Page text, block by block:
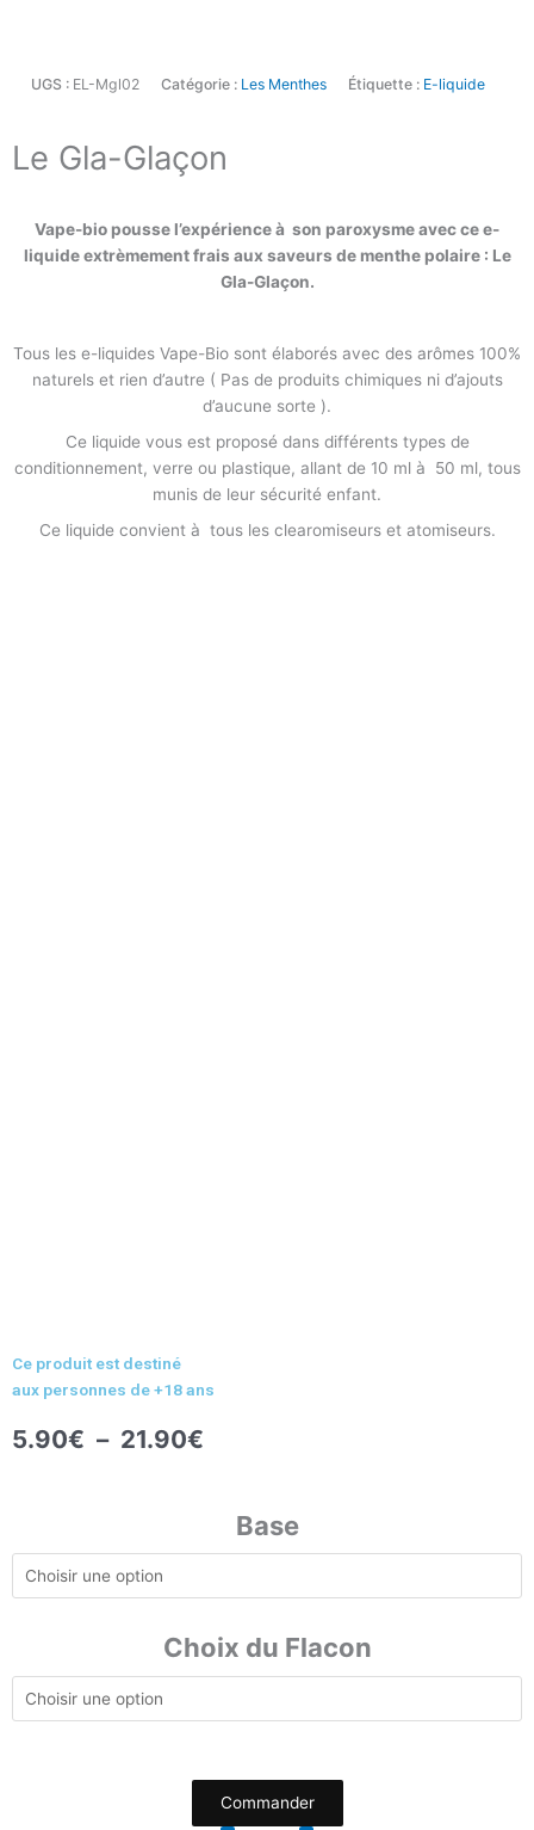
UGS : EL-Mgl02 Catégorie : Les Menthes Étiquette : E-liquide
Le Gla-Glaçon
Vape-bio pousse l’expérience à son paroxysme avec ce e-
liquide extrèmement frais aux saveurs de menthe polaire : Le
Gla-Glaçon.
Tous les e-liquides Vape-Bio sont élaborés avec des arômes 100%
naturels et rien d’autre ( Pas de produits chimiques ni d’ajouts
d’aucune sorte ).
Ce liquide vous est proposé dans différents types de
conditionnement, verre ou plastique, allant de 10 ml à 50 ml, tous
munis de leur sécurité enfant.
Ce liquide convient à tous les clearomiseurs et atomiseurs.
Ce produit est destiné
aux personnes de +18 ans
5.90€ – 21.90€
5.90€
Base
Choix du Flacon
de
Le
Glaçon
Commander